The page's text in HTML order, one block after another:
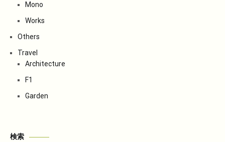
Mono
Works
Others
Travel
Architecture
F1
Garden
検索